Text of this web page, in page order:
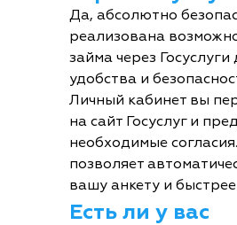
Да, абсолютно
реализована
займа через
удобства и
Личный кабинет вы
на сайт Госуслуг и
необходимые
позволяет
вашу анкету и
Есть ли у вас